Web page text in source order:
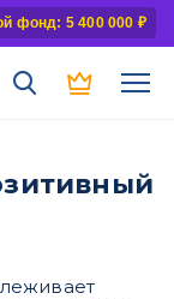
фонд: 5 400 000 ₽